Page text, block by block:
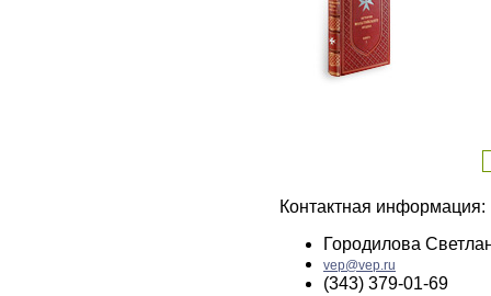
Контактная информация:
Городилова
vep@vep.ru
(343) 379-01-69